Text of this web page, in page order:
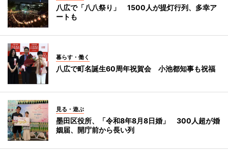
八広で「八八祭り」 1500人が提灯行列、多幸ア
ートも
暮らす・働く
八広で町名誕生60周年祝賀会 小池都知事も祝福
見る・遊ぶ
墨田区役所、「令和8年8月8日婚」 300人超が婚
姻届、開庁前から長い列